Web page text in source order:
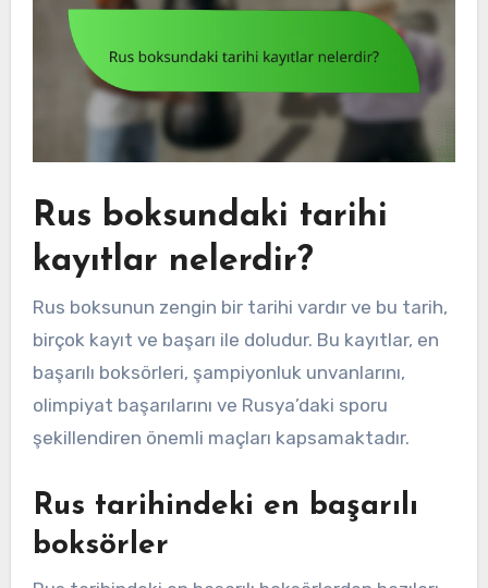
Rus boksundaki tarihi
kayıtlar nelerdir?
Rus boksunun zengin bir tarihi vardır ve bu tarih,
birçok kayıt ve başarı ile doludur. Bu kayıtlar, en
başarılı boksörleri, şampiyonluk unvanlarını,
olimpiyat başarılarını ve Rusya’daki sporu
şekillendiren önemli maçları kapsamaktadır.
Rus tarihindeki en başarılı
boksörler